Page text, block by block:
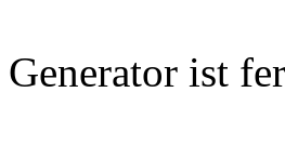
Generator ist